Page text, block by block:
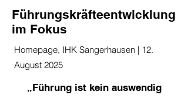
Führungskräfteentwicklung
im Fokus
Homepage, IHK Sangerhausen | 12.
August 2025
„Führung ist kein auswendig